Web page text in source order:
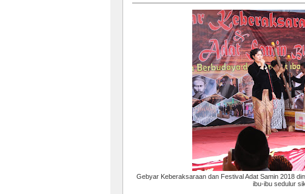
Gebyar Keberaksaraan dan Festival Adat Samin 2018
ibu-ibu sedulur